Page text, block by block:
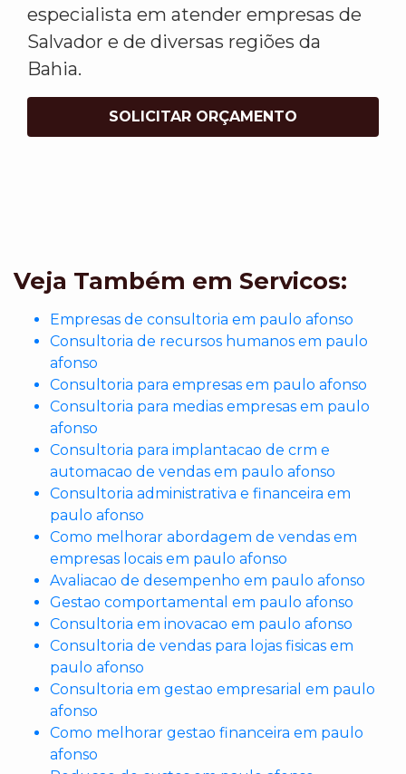
especialista em atender empresas de
Salvador e de diversas regiões da
Bahia.
SOLICITAR ORÇAMENTO
Veja Também em Servicos:
Empresas de consultoria em paulo afonso
Consultoria de recursos humanos em paulo
afonso
Consultoria para empresas em paulo afonso
Consultoria para medias empresas em paulo
afonso
Consultoria para implantacao de crm e
automacao de vendas em paulo afonso
Consultoria administrativa e financeira em
paulo afonso
Como melhorar abordagem de vendas em
empresas locais em paulo afonso
Avaliacao de desempenho em paulo afonso
Gestao comportamental em paulo afonso
Consultoria em inovacao em paulo afonso
Consultoria de vendas para lojas fisicas em
paulo afonso
Consultoria em gestao empresarial em paulo
afonso
Como melhorar gestao financeira em paulo
afonso